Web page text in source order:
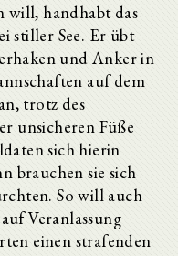
will, handhabt das
stiller See. Er übt
und Anker in
auf dem
trotz des
unsicheren Füße
sich hierin
brauchen sie sich
So will auch
Veranlassung
einen strafenden